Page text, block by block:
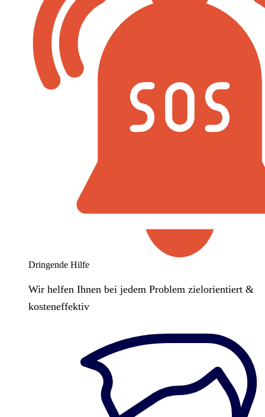
Dringende Hilfe
Wir helfen Ihnen bei jedem Problem zielorientiert &
kosteneffektiv